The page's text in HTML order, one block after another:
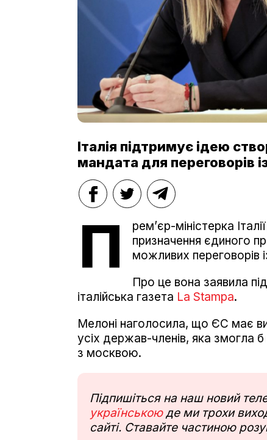
Італія підтримує ідею
мандата для переговорів
П
рем’єр-міністерка
призначення єдиного
можливих переговорів
Про це вона заявила
італійська газета La Stampa.
Мелоні наголосила, що ЄС має
усіх держав-членів, яка змогла
з москвою.
Підпишіться на наш новий
українськоюде ми трохи
сайті. Ставайте частиною